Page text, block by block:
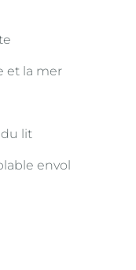
et la mer
du lit
envol